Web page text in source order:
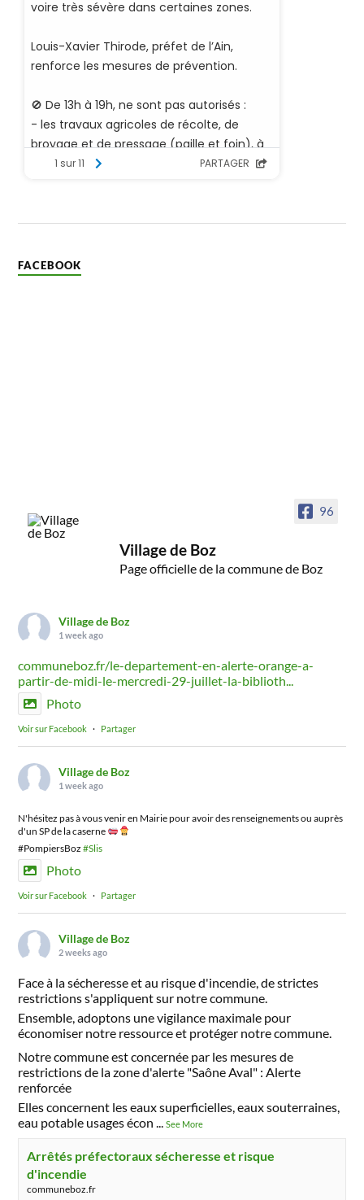
FACEBOOK
96
Village de Boz
Page officielle de la commune de Boz
Village de Boz
1 week ago
communeboz.fr/le-departement-en-alerte-orange-a-
partir-de-midi-le-mercredi-29-juillet-la-biblioth...
Photo
Voir sur Facebook · Partager
Village de Boz
1 week ago
N'hésitez pas à vous venir en Mairie pour avoir des renseignements ou auprès
d'un SP de la caserne
#PompiersBoz#Slis
Photo
Voir sur Facebook · Partager
Village de Boz
2 weeks ago
Face à la sécheresse et au risque d'incendie, de strictes
restrictions s'appliquent sur notre commune.
Ensemble, adoptons une vigilance maximale pour
économiser notre ressource et protéger notre commune.
Notre commune est concernée par les mesures de
restrictions de la zone d'alerte "Saône Aval" : Alerte
renforcée
Elles concernent les eaux superficielles, eaux souterraines,
eau potable usages écon ...See More
Arrêtés préfectoraux sécheresse et risque
d'incendie
communeboz.fr